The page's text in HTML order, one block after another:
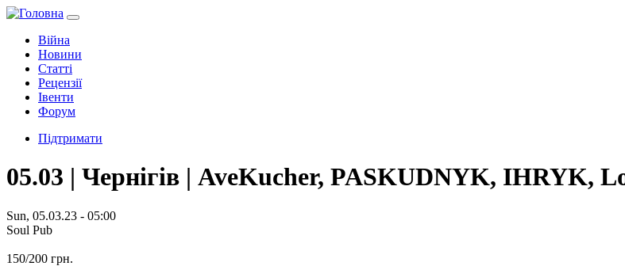
Війна
Новини
Статті
Рецензії
Івенти
Форум
Підтримати
05.03 | Чернігів | AveKucher, PASKUDNYK, IHRYK,
Sun, 05.03.23 - 05:00
Soul Pub
150/200 грн.